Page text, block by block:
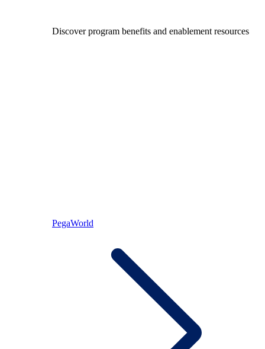
Discover program benefits and enablement resources
PegaWorld